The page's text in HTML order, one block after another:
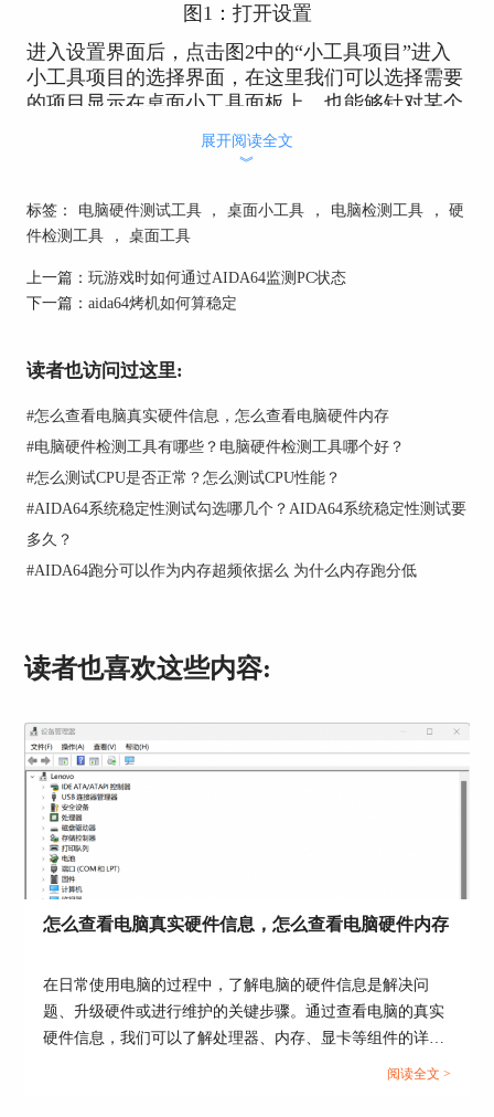
图1：打开设置
进入设置界面后，点击图2中的“小工具项目”进入
小工具项目的选择界面，在这里我们可以选择需要
的项目显示在桌面小工具面板上，也能够针对某个
项目进行自定义修改，从而实现个性化的效果。
图2：打开小工具项目
二．个性化桌面小工具
如图3所示，双击项目名称即可进入该项目的个性
色、字体大小等等，对于预设的选择有任何不满意
与字体风格可以搭配出非常好的视觉效果，设置字
图3：个性化窗口
面小工具的方式设置它的大小、不透明度，还可以
展开阅读全文
︾
标签： 电脑硬件测试工具 ， 桌面小工具 ， 电脑检测工具 ，
硬
件检测工具
， 桌面工具
上一篇： 玩游戏时如何通过AIDA64监测PC状态
下一篇： aida64烤机如何算稳定
读者也访问过这里:
#怎么查看电脑真实硬件信息，怎么查看电脑硬件内存
#电脑硬件检测工具有哪些？电脑硬件检测工具哪个好？
#怎么测试CPU是否正常？怎么测试CPU性能？
#AIDA64系统稳定性测试勾选哪几个？AIDA64系统稳定性测试要
多久？
#AIDA64跑分可以作为内存超频依据么 为什么内存跑分低
读者也喜欢这些内容:
怎么查看电脑真实硬件信息，怎么查看电脑硬件内存
在日常使用电脑的过程中，了解电脑的硬件信息是解决问
题、升级硬件或进行维护的关键步骤。通过查看电脑的真实
硬件信息，我们可以了解处理器、内存、显卡等组件的详细
信息，从而更好地了解电脑的性能和使用状况。接下来给大
阅读全文 >